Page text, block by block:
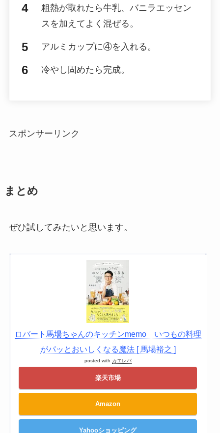
粗熱が取れたら牛乳、バニラエッセン
スを加えてよく混ぜる。
アルミカップに④を入れる。
冷やし固めたら完成。
スポンサーリンク
まとめ
ぜひ試してみたいと思います。
ロバート馬場ちゃんのキッチンmemo いつもの料理
がパッとおいしくなる魔法 [ 馬場裕之 ]
posted with カエレバ
楽天市場
Amazon
Yahooショッピング